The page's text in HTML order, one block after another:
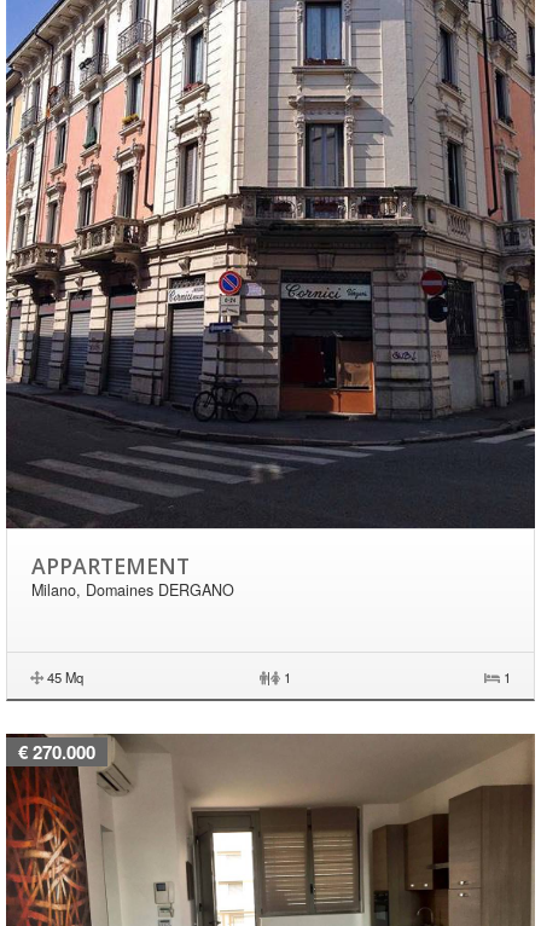
APPARTEMENT
Milano, Domaines DERGANO
45 Mq | 1 1
€ 270.000